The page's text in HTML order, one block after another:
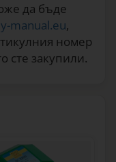
да бъде
manual.eu,
номер
сте закупили.